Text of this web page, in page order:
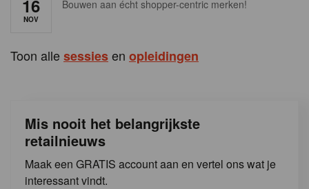
16
NOV
Bouwen aan écht shopper-centric merken!
Toon allesessiesen opleidingen
Mis nooit het belangrijkste
retailnieuws
Maak een GRATIS account aan en vertel ons wat je
interessant vindt.